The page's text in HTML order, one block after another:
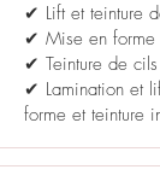
✔ Lift et teinture
✔ Mise en forme
✔ Teinture de
✔ Lamination et
forme et teinture